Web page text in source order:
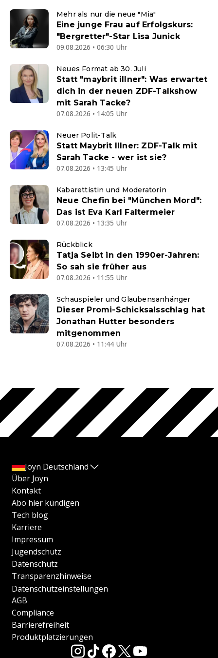
Mehr als nur die neue "Mia"
Eine junge Frau auf Erfolgskurs:
"Bergretter"-Star Lisa Junick
09.08.2026 • 06:30 Uhr
Neues Format ab 30. Juli
Statt "maybrit illner": Was erwartet
dich in der neuen ZDF-Talkshow
mit Sarah Tacke?
07.08.2026 • 14:05 Uhr
Neuer Polit-Talk
Statt Maybrit Illner: ZDF-Talk mit
Sarah Tacke - wer ist sie?
07.08.2026 • 13:45 Uhr
Kabarettistin und Moderatorin
Neue Chefin bei "München Mord":
Das ist Eva Karl Faltermeier
07.08.2026 • 13:35 Uhr
Rückblick
Tatja Seibt in den 1990er-Jahren:
So sah sie früher aus
07.08.2026 • 11:55 Uhr
Schauspieler und Glaubensanhänger
Dieser Promi-Schicksalsschlag hat
Jonathan Hutter besonders
mitgenommen
07.08.2026 • 11:44 Uhr
Joyn Deutschland
Über Joyn
Kontakt
Abo hier kündigen
Tech blog
Karriere
Impressum
Jugendschutz
Datenschutz
Transparenzhinweise
Datenschutzeinstellungen
AGB
Compliance
Barrierefreiheit
Produktplatzierungen